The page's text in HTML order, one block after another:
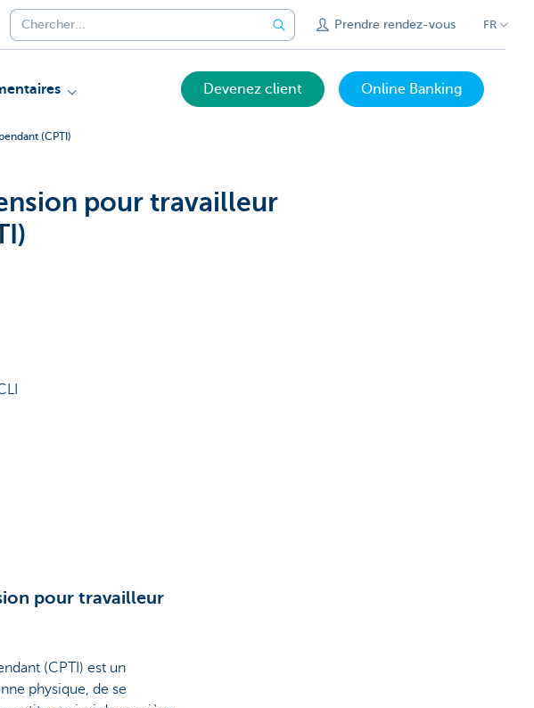
Prendre rendez-vous FR
Devenez client Online Banking
(CPTI)
pour travailleur
pour travailleur
(CPTI) est un
physique, de se